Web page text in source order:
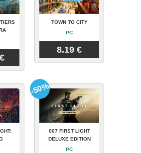
TOWN TO CITY
PC
8.19 €
007 FIRST LIGHT
DELUXE EDITION
PC
-50%